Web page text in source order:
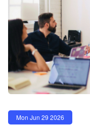
Mon Jun 29 2026